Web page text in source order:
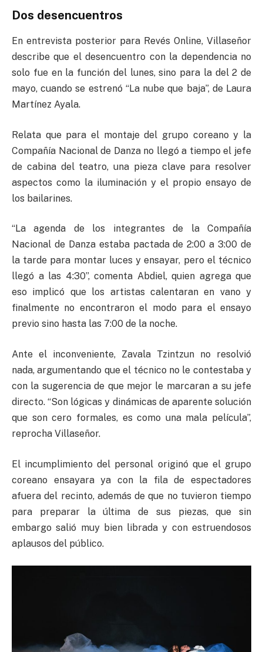
Dos desencuentros
En entrevista posterior para Revés Online, Villaseñor
describe que el desencuentro con la dependencia no
solo fue en la función del lunes, sino para la del 2 de
mayo, cuando se estrenó “La nube que baja”, de Laura
Martínez Ayala.
Relata que para el montaje del grupo coreano y la
Compañía Nacional de Danza no llegó a tiempo el jefe
de cabina del teatro, una pieza clave para resolver
aspectos como la iluminación y el propio ensayo de
los bailarines.
“La agenda de los integrantes de la Compañía
Nacional de Danza estaba pactada de 2:00 a 3:00 de
la tarde para montar luces y ensayar, pero el técnico
llegó a las 4:30”, comenta Abdiel, quien agrega que
eso implicó que los artistas calentaran en vano y
finalmente no encontraron el modo para el ensayo
previo sino hasta las 7:00 de la noche.
Ante el inconveniente, Zavala Tzintzun no resolvió
nada, argumentando que el técnico no le contestaba y
con la sugerencia de que mejor le marcaran a su jefe
directo. “Son lógicas y dinámicas de aparente solución
que son cero formales, es como una mala película”,
reprocha Villaseñor.
El incumplimiento del personal originó que el grupo
coreano ensayara ya con la fila de espectadores
afuera del recinto, además de que no tuvieron tiempo
para preparar la última de sus piezas, que sin
embargo salió muy bien librada y con estruendosos
aplausos del público.